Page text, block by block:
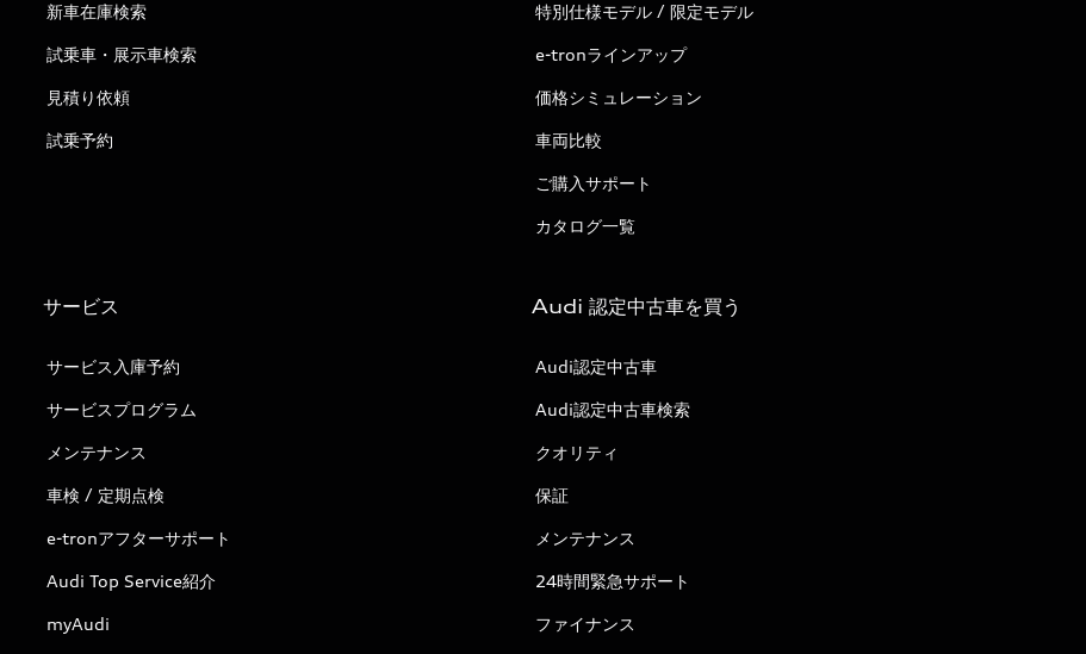
新車在庫検索
試乗車・展示車検索
見積り依頼
試乗予約
特別仕様モデル / 限定モデル
e-tronラインアップ
価格シミュレーション
車両比較
ご購入サポート
カタログ一覧
サービス
サービス入庫予約
サービスプログラム
メンテナンス
車検 / 定期点検
e-tronアフターサポート
Audi Top Service紹介
myAudi
Audi 認定中古車を買う
Audi認定中古車
Audi認定中古車検索
クオリティ
保証
メンテナンス
24時間緊急サポート
ファイナンス